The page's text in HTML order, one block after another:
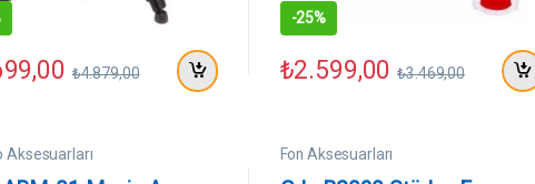
₺4.879,00
-25%
₺2.599,00 ₺3.469,00
Aksesuarları Fon Aksesuarları